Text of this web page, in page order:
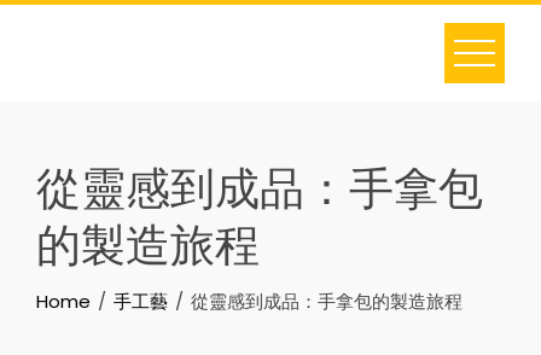
Skip
從靈感到成品：手拿包
的製造旅程
Home 手工藝 從靈感到成品：手拿包的製造旅程